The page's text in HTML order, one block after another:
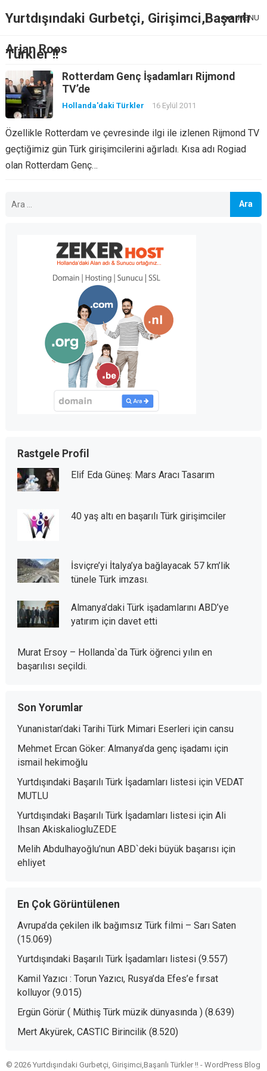
Yurtdışındaki Gurbetçi, Girişimci,Başarılı
Türkler !!
MENU
Arjan Roos
Rotterdam Genç İşadamları Rijmond
TV’de
Hollanda'daki Türkler 16 Eylül 2011
Özellikle Rotterdam ve çevresinde ilgi ile izlenen Rijmond TV
geçtiğimiz gün Türk girişimcilerini ağırladı. Kısa adı Rogiad
olan Rotterdam Genç…
Rastgele Profil
Elif Eda Güneş: Mars Aracı Tasarım
40 yaş altı en başarılı Türk girişimciler
İsviçre’yi İtalya’ya bağlayacak 57 km’lik
tünele Türk imzası.
Almanya’daki Türk işadamlarını ABD’ye
yatırım için davet etti
Murat Ersoy – Hollanda`da Türk öğrenci yılın en
başarılısı seçildi.
Son Yorumlar
Yunanistan’daki Tarihi Türk Mimari Eserleriiçin cansu
Mehmet Ercan Göker: Almanya’da genç işadamıiçin
ismail hekimoğlu
Yurtdışındaki Başarılı Türk İşadamları listesiiçin VEDAT
MUTLU
Yurtdışındaki Başarılı Türk İşadamları listesiiçin Ali
Ihsan AkiskaliogluZEDE
Melih Abdulhayoğlu’nun ABD`deki büyük başarısıiçin
ehliyet
En Çok Görüntülenen
Avrupa’da çekilen ilk bağımsız Türk filmi – Sarı Saten
(15.069)
Yurtdışındaki Başarılı Türk İşadamları listesi (9.557)
Kamil Yazıcı : Torun Yazıcı, Rusya’da Efes’e fırsat
kolluyor (9.015)
Ergün Görür ( Müthiş Türk müzik dünyasında ) (8.639)
Mert Akyürek, CASTIC Birincilik (8.520)
© 2026 Yurtdışındaki Gurbetçi, Girişimci,Başarılı Türkler !! -WordPress Blog